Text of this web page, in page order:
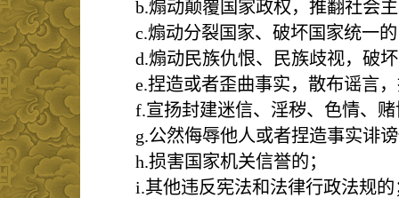
b.煽动颠覆国家政权，推翻社会
c.煽动分裂国家、破坏国家统一
d.煽动民族仇恨、民族歧视，破
e.捏造或者歪曲事实，散布谣言
f.宣扬封建迷信、淫秽、色情、
g.公然侮辱他人或者捏造事实诽
h.损害国家机关信誉的；
i.其他违反宪法和法律行政法规的